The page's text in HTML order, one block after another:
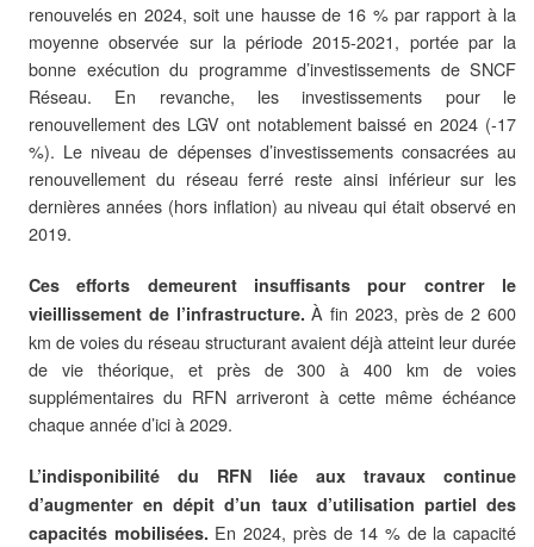
renouvelés en 2024, soit une hausse de 16 % par rapport à la
moyenne observée sur la période 2015-2021, portée par la
bonne exécution du programme d’investissements de SNCF
Réseau. En revanche, les investissements pour le
renouvellement des LGV ont notablement baissé en 2024 (-17
%). Le niveau de dépenses d’investissements consacrées au
renouvellement du réseau ferré reste ainsi inférieur sur les
dernières années (hors inflation) au niveau qui était observé en
2019.
Ces efforts demeurent insuffisants pour contrer le
vieillissement de l’infrastructure. À fin 2023, près de 2 600
km de voies du réseau structurant avaient déjà atteint leur durée
de vie théorique, et près de 300 à 400 km de voies
supplémentaires du RFN arriveront à cette même échéance
chaque année d’ici à 2029.
L’indisponibilité du RFN liée aux travaux continue
d’augmenter en dépit d’un taux d’utilisation partiel des
capacités mobilisées. En 2024, près de 14 % de la capacité